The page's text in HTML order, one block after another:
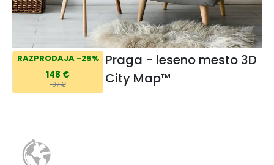
RAZPRODAJA -25%
148 €
197 €
Praga - leseno mesto 3D
City Map™️